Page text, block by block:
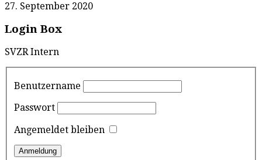
27. September 2020
Login Box
SVZR Intern
Benutzername
Passwort
Angemeldet bleiben